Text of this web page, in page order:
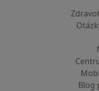
Blog